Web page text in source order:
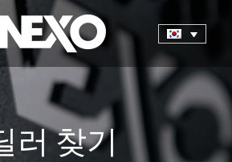
러 찾기